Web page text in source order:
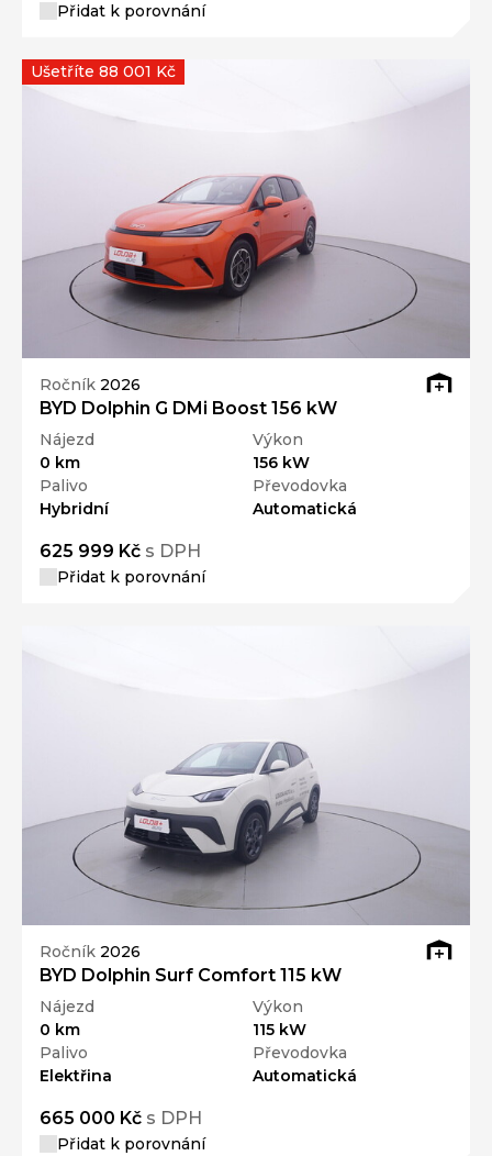
Přidat k porovnání
Ročník 2026
BYD Dolphin G DMi Boost 156 kW
Nájezd
0 km
Výkon
156 kW
Palivo
Hybridní
Převodovka
Automatická
625 999 Kč s DPH
Přidat k porovnání
Ušetříte 88 001 Kč
Ročník 2026
BYD Dolphin Surf Comfort 115 kW
Nájezd
0 km
Výkon
115 kW
Palivo
Elektřina
Převodovka
Automatická
665 000 Kč s DPH
Přidat k porovnání